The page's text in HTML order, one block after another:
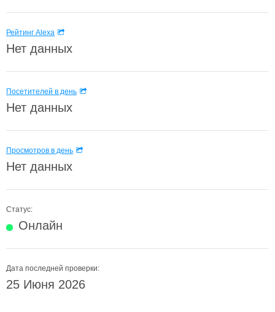
Рейтинг Alexa
Нет данных
Посетителей в день
Нет данных
Просмотров в день
Нет данных
Статус:
Онлайн
Дата последней проверки:
25 Июня 2026